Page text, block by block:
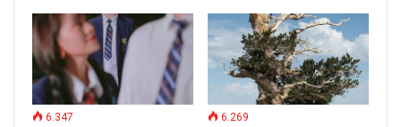
6.347 6.269